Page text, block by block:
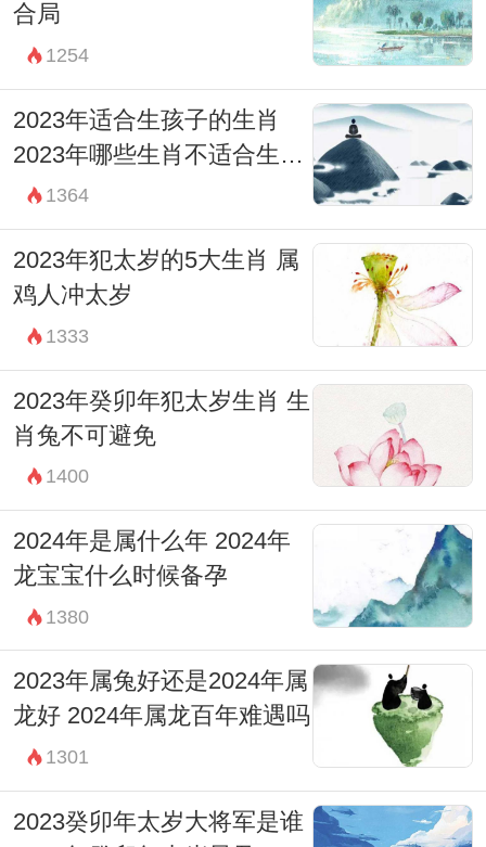
合局
1254
2023年适合生孩子的生肖
2023年哪些生肖不适合生孩
子 1364
2023年犯太岁的5大生肖 属
鸡人冲太岁
1333
2023年癸卯年犯太岁生肖 生
肖兔不可避免
1400
2024年是属什么年 2024年
龙宝宝什么时候备孕
1380
2023年属兔好还是2024年属
龙好 2024年属龙百年难遇吗
1301
2023癸卯年太岁大将军是谁